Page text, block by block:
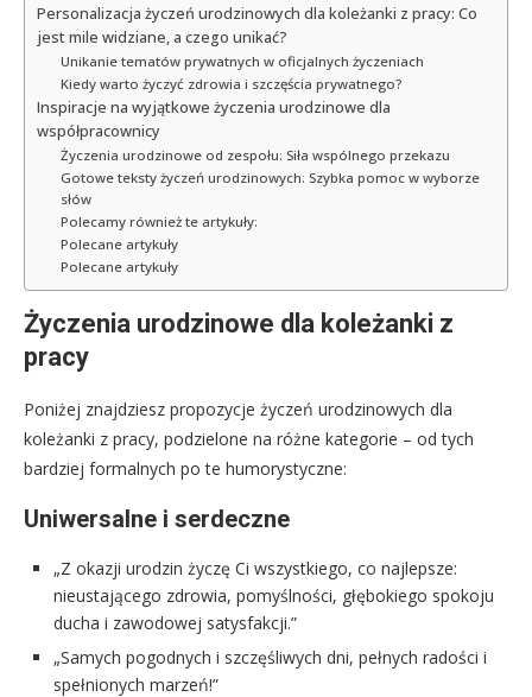
Personalizacja życzeń urodzinowych dla koleżanki z pracy: Co
jest mile widziane, a czego unikać?
Unikanie tematów prywatnych w oficjalnych życzeniach
Kiedy warto życzyć zdrowia i szczęścia prywatnego?
Inspiracje na wyjątkowe życzenia urodzinowe dla
współpracownicy
Życzenia urodzinowe od zespołu: Siła wspólnego przekazu
Gotowe teksty życzeń urodzinowych: Szybka pomoc w wyborze
słów
Polecamy również te artykuły:
Polecane artykuły
Polecane artykuły
Życzenia urodzinowe dla koleżanki z
pracy
Poniżej znajdziesz propozycje życzeń urodzinowych dla
koleżanki z pracy, podzielone na różne kategorie – od tych
bardziej formalnych po te humorystyczne:
Uniwersalne i serdeczne
„Z okazji urodzin życzę Ci wszystkiego, co najlepsze:
nieustającego zdrowia, pomyślności, głębokiego spokoju
ducha i zawodowej satysfakcji.”
„Samych pogodnych i szczęśliwych dni, pełnych radości i
spełnionych marzeń!”